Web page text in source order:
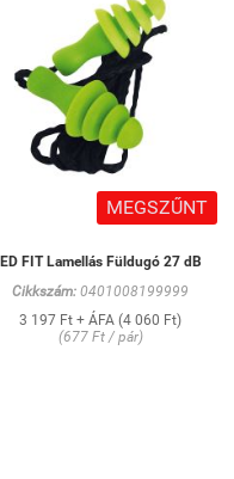
MEGSZŰNT
ED FIT Lamellás Füldugó 27 dB
Cikkszám: 0401008199999
3 197 Ft + ÁFA (4 060 Ft)
(677 Ft / pár)